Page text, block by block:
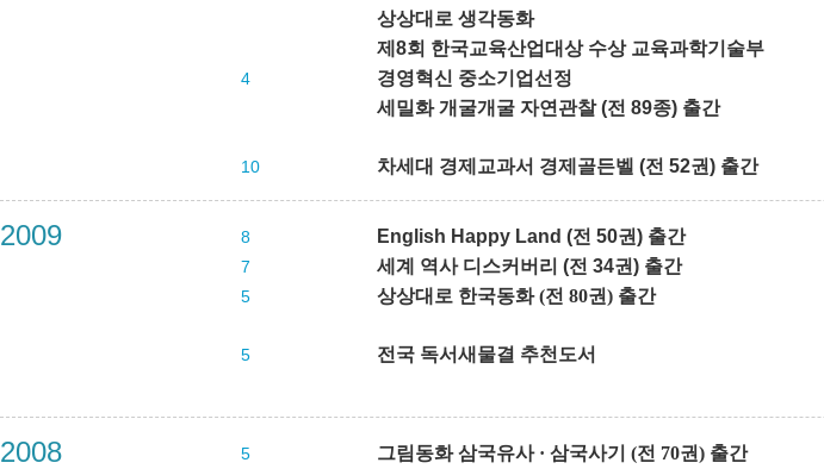
상상대로 생각동화
제8회 한국교육산업대상 수상 교육과학기술부
4
경영혁신 중소기업선정
세밀화 개굴개굴 자연관찰 (전 89종) 출간
10 차세대 경제교과서 경제골든벨 (전 52권) 출간
2009 8 English Happy Land (전 50권) 출간
7 세계 역사 디스커버리 (전 34권) 출간
5 상상대로 한국동화 (전 80권) 출간
5 전국 독서새물결 추천도서
2008 5 그림동화 삼국유사 · 삼국사기 (전 70권) 출간